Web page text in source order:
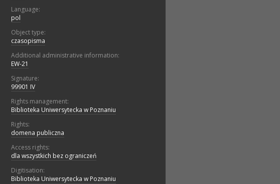
Language:
pol
Object type:
czasopisma
Additional administrative information:
EW-21
Signature:
99901 IV
Rights management:
Biblioteka Uniwersytecka w Poznaniu
Rights:
domena publiczna
Access rights:
dla wszystkich bez ograniczeń
Digitisation:
Biblioteka Uniwersytecka w Poznaniu